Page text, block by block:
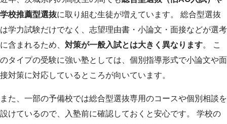
学校推薦型選抜に取り組む生徒が増えています。 総合型選抜
は学力試験だけでなく、志望理由書・小論文・面接などが選考
に含まれるため、 対策が一般入試とは大きく異なります。 こ
のタイプの受験に強い塾としては、個別指導形式で小論文や面
接対策に対応しているところが向いています。
また、一部の予備校では総合型選抜専用のコースや個別相談を
設けているので、入塾前に確認しておくと安心です。 学校の